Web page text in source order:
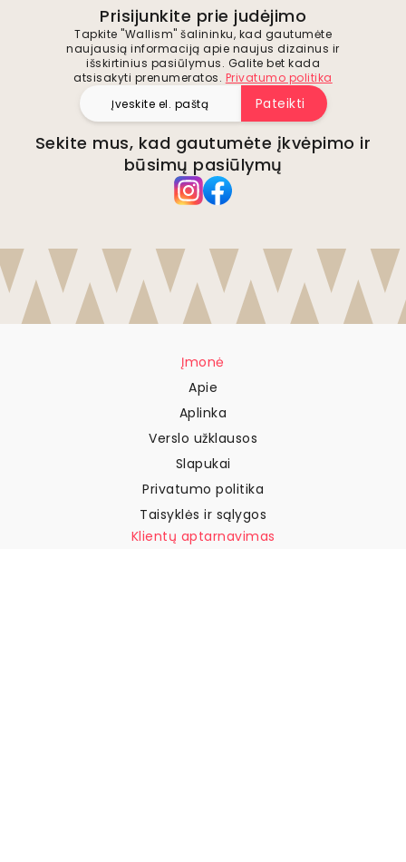
Prisijunkite prie judėjimo
Tapkite "Wallism" šalininku, kad gautumėte
naujausią informaciją apie naujus dizainus ir
išskirtinius pasiūlymus. Galite bet kada
atsisakyti prenumeratos. Privatumo politika
Pateikti
Sekite mus, kad gautumėte įkvėpimo ir
būsimų pasiūlymų
Įmonė
Apie
Aplinka
Verslo užklausos
Slapukai
Privatumo politika
Taisyklės ir sąlygos
Klientų aptarnavimas